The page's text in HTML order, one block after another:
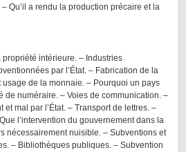
Qu’il a rendu la production précaire et la
propriété intérieure. – Industries
par l’État. – Fabrication de la
usage de la monnaie. – Pourquoi un pays
de numéraire. – Voies de communication. –
et mal par l’État. – Transport de lettres. –
l’intervention du gouvernement dans la
nécessairement nuisible. – Subventions et
– Bibliothèques publiques. – Subvention